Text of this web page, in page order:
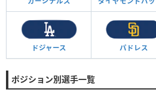
ドジャース パドレス
ポジション別選手一覧